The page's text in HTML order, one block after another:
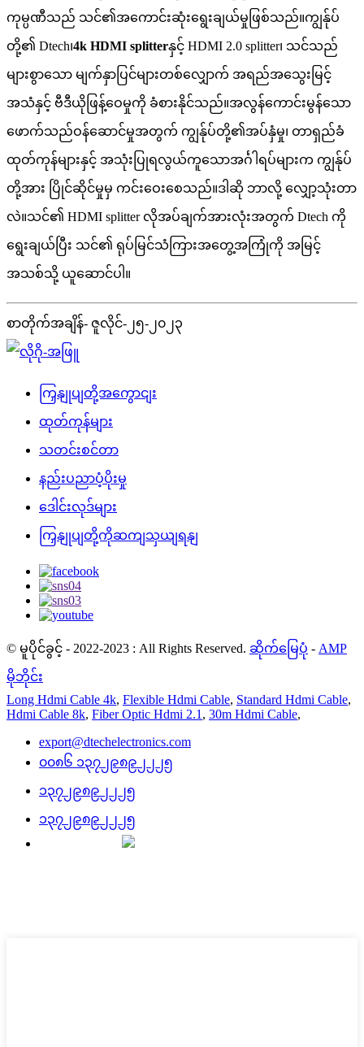
ကုမ္ပဏီသည် သင်၏အကောင်းဆုံးရွေးချယ်မှုဖြစ်သည်။ကျွန်ုပ်
တို့၏ Dtech၊4k HDMI splitterနှင့် HDMI 2.0 splitter၊ သင်သည်
များစွာသော မျက်နှာပြင်များတစ်လျှောက် အရည်အသွေးမြင့်
အသံနှင့် ဗီဒီယိုဖြန့်ဝေမှုကို ခံစားနိုင်သည်။အလွန်ကောင်းမွန်သော
ဖောက်သည်ဝန်ဆောင်မှုအတွက် ကျွန်ုပ်တို့၏အပ်နှံမှု၊ တာရှည်ခံ
ထုတ်ကုန်များနှင့် အသုံးပြုရလွယ်ကူသောအင်္ဂါရပ်များက ကျွန်ုပ်
တို့အား ပြိုင်ဆိုင်မှုမှ ကင်းဝေးစေသည်။ဒါဆို ဘာလို့ လျှော့သုံးတာ
လဲ။သင်၏ HDMI splitter လိုအပ်ချက်အားလုံးအတွက် Dtech ကို
ရွေးချယ်ပြီး သင်၏ ရုပ်မြင်သံကြားအတွေ့အကြုံကို အမြင့်
အသစ်သို့ ယူဆောင်ပါ။
စာတိုက်အချိန်- ဇူလိုင်-၂၅-၂၀၂၃
ကြှနျုပျတို့အကွောငျး
ထုတ်ကုန်များ
သတင်းစင်တာ
နည်းပညာပံ့ပိုးမှု
ဒေါင်းလုဒ်များ
ကြှနျုပျတို့ကိုဆကျသှယျရနျ
© မူပိုင်ခွင့် - 2022-2023 : All Rights Reserved. ဆိုက်မြေပုံ - AMP
မိုဘိုင်း
Long Hdmi Cable 4k, Flexible Hdmi Cable, Standard Hdmi Cable,
Hdmi Cable 8k, Fiber Optic Hdmi 2.1 , 30m Hdmi Cable,
export@dtechelectronics.com
၀၀၈၆ ၁၃၇၂၉၈၉၂၂၂၅
၁၃၇၂၉၈၉၂၂၂၅
၁၃၇၂၉၈၉၂၂၂၅